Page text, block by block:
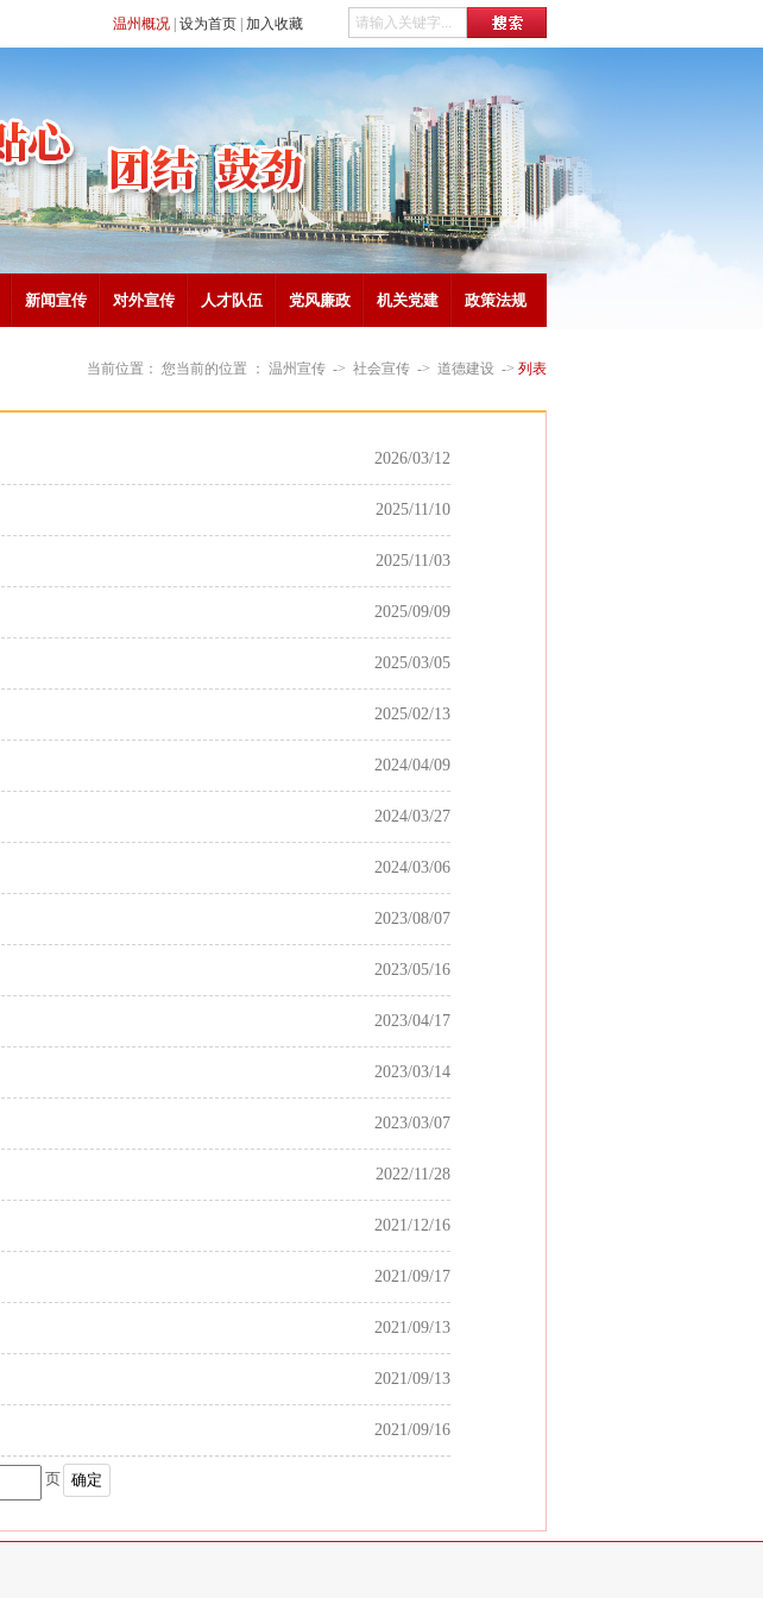
温州概况 设为首页 加入收藏
新闻宣传 对外宣传 人才队伍 党风廉政 机关党建 政策法规
当前位置： 您当前的位置 ： 温州宣传 -> 社会宣传 -> 道德建设 -> 列表
2026/03/12
2025/11/10
2025/11/03
2025/09/09
2025/03/05
2025/02/13
2024/04/09
2024/03/27
2024/03/06
2023/08/07
2023/05/16
2023/04/17
2023/03/14
2023/03/07
2022/11/28
2021/12/16
2021/09/17
2021/09/13
2021/09/13
2021/09/16
页 确定